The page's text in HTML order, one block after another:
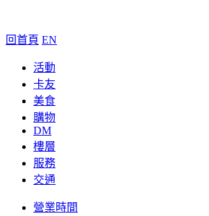
回首頁 EN
活動
卡友
美食
購物
DM
樓層
服務
交通
營業時間